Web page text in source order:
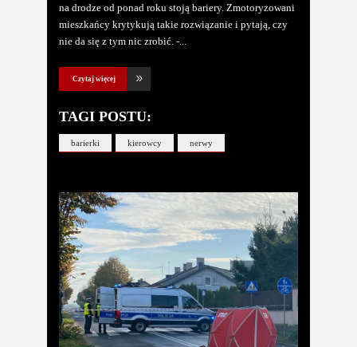
na drodze od ponad roku stoją bariery. Zmotoryzowani
mieszkańcy krytykują takie rozwiązanie i pytają, czy
nie da się z tym nic zrobić. -
Czytaj więcej
TAGI POSTU:
barierki kierowcy nerwy